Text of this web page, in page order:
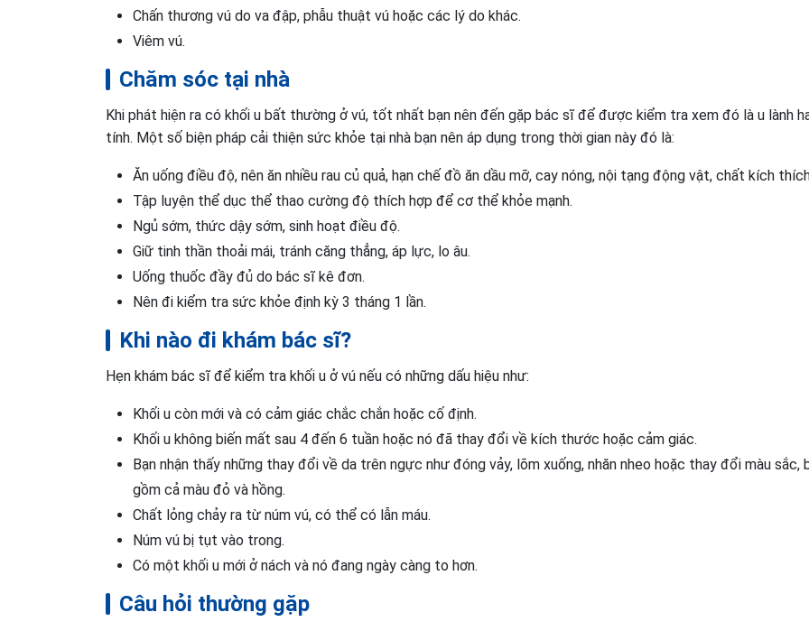
Chấn thương vú do va đập, phẫu thuật vú hoặc các lý do khác.
Viêm vú.
Chăm sóc tại nhà
Khi phát hiện ra có khối u bất thường ở vú, tốt nhất bạn nên đến gặp bác sĩ để được kiểm tra xem đó là u lành
tính. Một số biện pháp cải thiện sức khỏe tại nhà bạn nên áp dụng trong thời gian này đó là:
Ăn uống điều độ, nên ăn nhiều rau củ quả, hạn chế đồ ăn dầu mỡ, cay nóng, nội tạng động vật, chất kích
Tập luyện thể dục thể thao cường độ thích hợp để cơ thể khỏe mạnh.
Ngủ sớm, thức dậy sớm, sinh hoạt điều độ.
Giữ tinh thần thoải mái, tránh căng thẳng, áp lực, lo âu.
Uống thuốc đầy đủ do bác sĩ kê đơn.
Nên đi kiểm tra sức khỏe định kỳ 3 tháng 1 lần.
Khi nào đi khám bác sĩ?
Hẹn khám bác sĩ để kiểm tra khối u ở vú nếu có những dấu hiệu như:
Khối u còn mới và có cảm giác chắc chắn hoặc cố định.
Khối u không biến mất sau 4 đến 6 tuần hoặc nó đã thay đổi về kích thước hoặc cảm giác.
Bạn nhận thấy những thay đổi về da trên ngực như đóng vảy, lõm xuống, nhăn nheo hoặc thay đổi màu sắc,
gồm cả màu đỏ và hồng.
Chất lỏng chảy ra từ núm vú, có thể có lẫn máu.
Núm vú bị tụt vào trong.
Có một khối u mới ở nách và nó đang ngày càng to hơn.
Câu hỏi thường gặp